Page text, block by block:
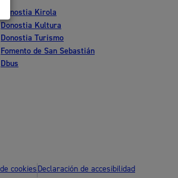
Donostia Kirola
Donostia Kultura
Donostia Turismo
Fomento de San Sebastián
Dbus
cookiesDeclaración de accesibilidad